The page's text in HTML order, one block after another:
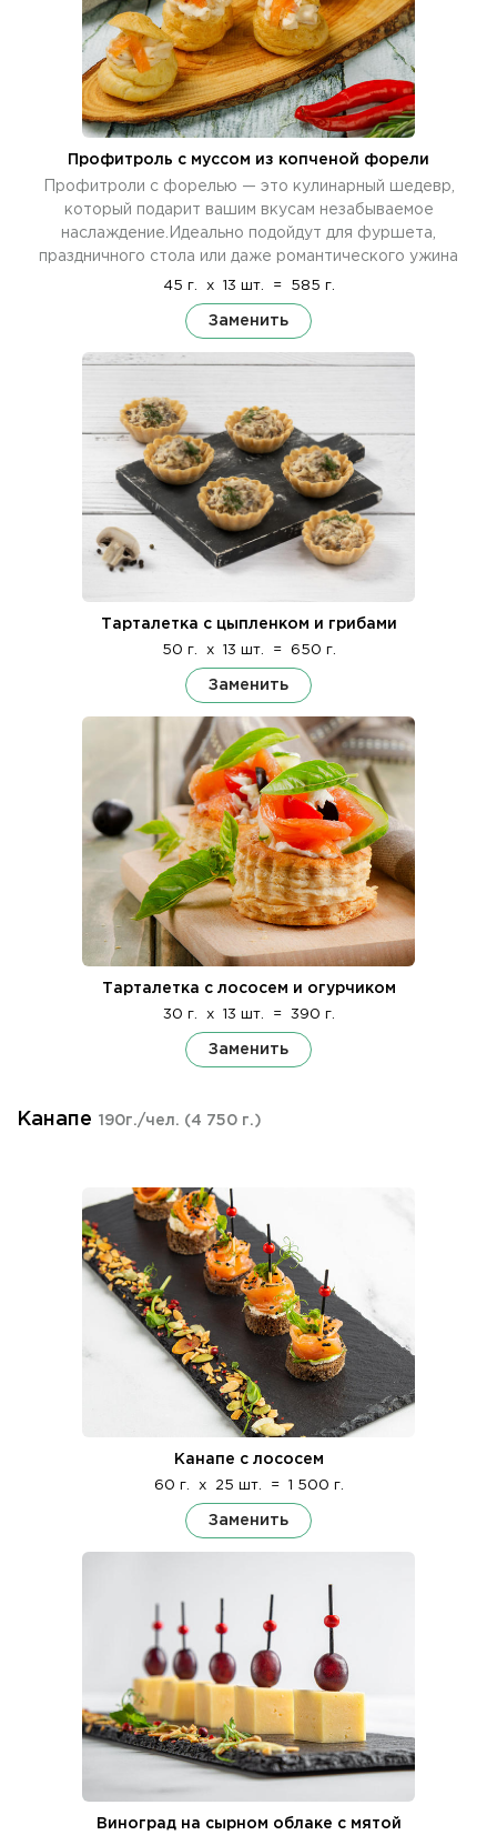
Профитроль c муссом из копченой форели
Профитроли с форелью — это кулинарный шедевр,
который подарит вашим вкусам незабываемое
наслаждение.Идеально подойдут для фуршета,
праздничного стола или даже романтического ужина
45 г. x 13 шт. = 585 г.
Заменить
Тарталетка с цыпленком и грибами
50 г. x 13 шт. = 650 г.
Заменить
Тарталетка с лососем и огурчиком
30 г. x 13 шт. = 390 г.
Заменить
Канапе 190г./чел. (4 750 г.)
Канапе с лососем
60 г. x 25 шт. = 1 500 г.
Заменить
Виноград на сырном облаке с мятой